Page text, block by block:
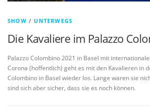
SHOW / UNTERWEGS
Die Kavaliere im Palazzo
Palazzo Colombino 2021 in Basel mit
Corona (hoffentlich) geht es mit den Kavalieren in
Colombino in Basel wieder los. Lange waren sie
sind sich aber sicher, dass sie es noch können.